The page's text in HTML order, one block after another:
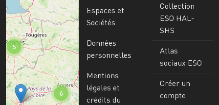
6
5
Espaces et
Sociétés
Données
personnelles
Mentions
légales et
crédits du
Collection
ESO HAL-
SHS
Atlas
sociaux ESO
Créer un
compte